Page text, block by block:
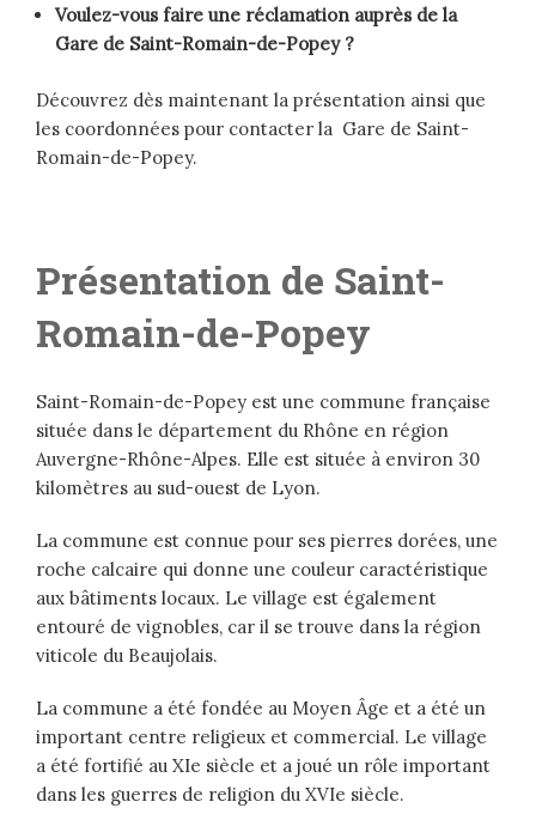
Voulez-vous faire une réclamation auprès de la
Gare de Saint-Romain-de-Popey ?
Découvrez dès maintenant la présentation ainsi que
les coordonnées pour contacter la Gare de Saint-
Romain-de-Popey.
Présentation de Saint-
Romain-de-Popey
Saint-Romain-de-Popey est une commune française
située dans le département du Rhône en région
Auvergne-Rhône-Alpes. Elle est située à environ 30
kilomètres au sud-ouest de Lyon.
La commune est connue pour ses pierres dorées, une
roche calcaire qui donne une couleur caractéristique
aux bâtiments locaux. Le village est également
entouré de vignobles, car il se trouve dans la région
viticole du Beaujolais.
La commune a été fondée au Moyen Âge et a été un
important centre religieux et commercial. Le village
a été fortifié au XIe siècle et a joué un rôle important
dans les guerres de religion du XVIe siècle.